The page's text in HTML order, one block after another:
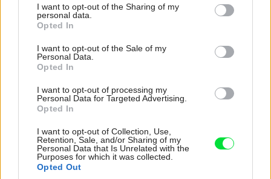
not limited to your visit or usage behaviour. You may click to
grant or deny consent to Google and its third-party tags to
use your data for below specified purposes in below Google
consent section.
I want to opt-out of the Sharing of my
personal data.
Opted In
I want to opt-out of the Sale of my
Personal Data.
Opted In
I want to opt-out of processing my
Personal Data for Targeted Advertising.
Opted In
I want to opt-out of Collection, Use,
Retention, Sale, and/or Sharing of my
Personal Data that Is Unrelated with the
Purposes for which it was collected.
Opted Out
slúži na vytvorenie novej
hydroizolačnej vrstvy
na podklady, ako sú
dlažby, starý aj nový
betón, cementové potery,
staré nátery atď.
k balkónovým dverám.
detailov okolo
plechy).